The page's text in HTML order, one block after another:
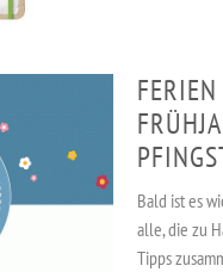
Bald ist es
alle, die zu
Tipps